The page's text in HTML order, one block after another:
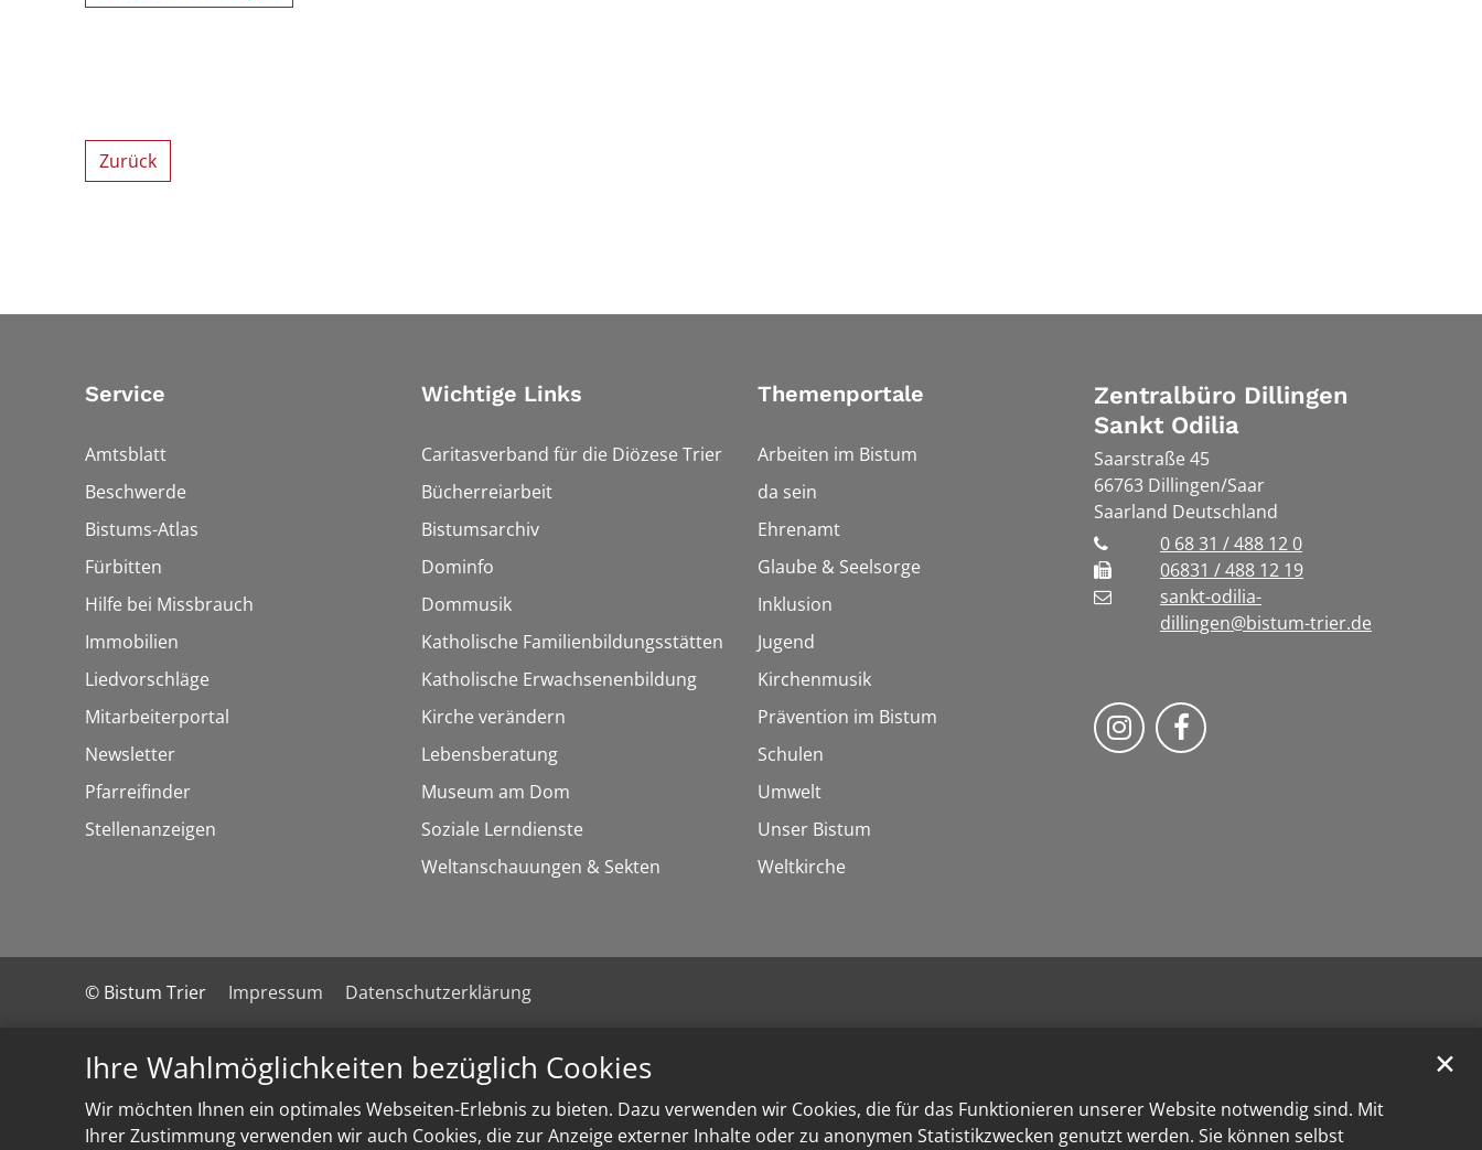
Ihre Wahlmöglichkeiten bezüglich Cookies
Wir möchten Ihnen ein optimales Webseiten-Erlebnis zu bieten. Dazu verwenden wir Cookies, die für das Funktionieren unserer Website notwendig sind. Mit
Ihrer Zustimmung verwenden wir auch Cookies, die zur Anzeige externer Inhalte oder zu anonymen Statistikzwecken genutzt werden. Sie können selbst
✕
Zurück
Service
Amtsblatt
Beschwerde
Bistums-Atlas
Fürbitten
Hilfe bei Missbrauch
Immobilien
Liedvorschläge
Mitarbeiterportal
Newsletter
Pfarreifinder
Stellenanzeigen
Wichtige Links
Caritasverband für die Diözese Trier
Bücherreiarbeit
Bistumsarchiv
Dominfo
Dommusik
Katholische Familienbildungsstätten
Katholische Erwachsenenbildung
Kirche verändern
Lebensberatung
Museum am Dom
Soziale Lerndienste
Weltanschauungen & Sekten
Themenportale
Arbeiten im Bistum
da sein
Ehrenamt
Glaube & Seelsorge
Inklusion
Jugend
Kirchenmusik
Prävention im Bistum
Schulen
Umwelt
Unser Bistum
Weltkirche
Zentralbüro Dillingen
Sankt Odilia
Saarstraße 45
66763 Dillingen/Saar
Saarland Deutschland
0 68 31 / 488 12 0
06831 / 488 12 19
sankt-odilia-
dillingen@bistum-trier.de
Bistum Trier auf Instragram
Bistum Trier auf Facebook
© Bistum Trier Impressum Datenschutzerklärung